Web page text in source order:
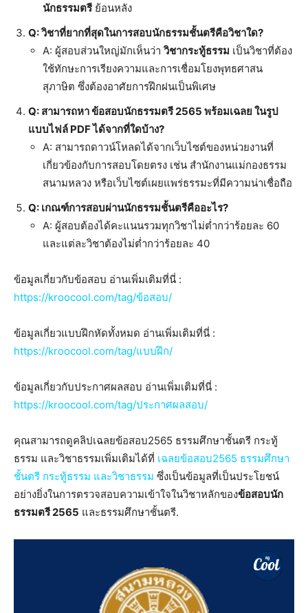
นักธรรมตรีย้อนหลัง
Q: วิชาที่ยากที่สุดในการสอบนักธรรมชั้นตรีคือวิชาใด?
A: ผู้สอบส่วนใหญ่มักเห็นว่าวิชากระทู้ธรรม เป็นวิชาที่ต้อง
ใช้ทักษะการเรียงความและการเชื่อมโยงพุทธศาสน
สุภาษิต ซึ่งต้องอาศัยการฝึกฝนเป็นพิเศษ
Q: สามารถหา ข้อสอบนักธรรมตรี 2565 พร้อมเฉลย ในรูป
แบบไฟล์ PDF ได้จากที่ใดบ้าง?
A: สามารถดาวน์โหลดได้จากเว็บไซต์ของหน่วยงานที่
เกี่ยวข้องกับการสอบโดยตรง เช่น สำนักงานแม่กองธรรม
สนามหลวง หรือเว็บไซต์เผยแพร่ธรรมะที่มีความน่าเชื่อถือ
Q: เกณฑ์การสอบผ่านนักธรรมชั้นตรีคืออะไร?
A: ผู้สอบต้องได้คะแนนรวมทุกวิชาไม่ต่ำกว่าร้อยละ 60
และแต่ละวิชาต้องไม่ต่ำกว่าร้อยละ 40
ข้อมูลเกี่ยวกับข้อสอบ อ่านเพิ่มเติมที่นี่ :
https://kroocool.com/tag/ข้อสอบ/
ข้อมูลเกี่ยวแบบฝึกหัดทั้งหมด อ่านเพิ่มเติมที่นี่ :
https://kroocool.com/tag/แบบฝึก/
ข้อมูลเกี่ยวกับประกาศผลสอบ อ่านเพิ่มเติมที่นี่ :
https://kroocool.com/tag/ประกาศผลสอบ/
คุณสามารถดูคลิปเฉลยข้อสอบ2565 ธรรมศึกษาชั้นตรี กระทู้
ธรรม และวิชาธรรมเพิ่มเติมได้ที่ เฉลยข้อสอบ2565 ธรรมศึกษา
ชั้นตรี กระทู้ธรรม และวิชาธรรม ซึ่งเป็นข้อมูลที่เป็นประโยชน์
อย่างยิ่งในการตรวจสอบความเข้าใจในวิชาหลักของข้อสอบนัก
ธรรมตรี 2565 และธรรมศึกษาชั้นตรี.